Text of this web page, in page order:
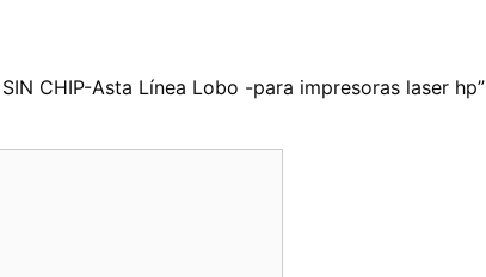
CHIP-Asta Línea Lobo -para impresoras laser hp”